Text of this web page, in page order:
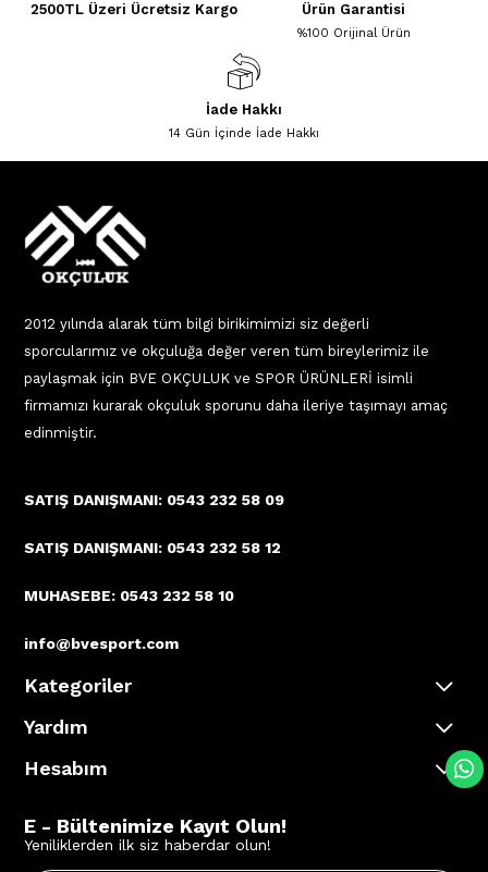
2500TL Üzeri Ücretsiz Kargo Ürün Garantisi
%100 Orijinal Ürün
İade Hakkı
14 Gün İçinde İade Hakkı
2012 yılında alarak tüm bilgi birikimimizi siz değerli
sporcularımız ve okçuluğa değer veren tüm bireylerimiz ile
paylaşmak için BVE OKÇULUK ve SPOR ÜRÜNLERİ isimli
firmamızı kurarak okçuluk sporunu daha ileriye taşımayı amaç
edinmiştir.
SATIŞ DANIŞMANI: 0543 232 58 09
SATIŞ DANIŞMANI: 0543 232 58 12
MUHASEBE: 0543 232 58 10
info@bvesport.com
Kategoriler
Yardım
Hesabım
E - Bültenimize Kayıt Olun!
Yeniliklerden ilk siz haberdar olun!